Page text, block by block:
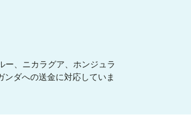
、ニカラグア、ホンジュラ
ダへの送金に対応していま